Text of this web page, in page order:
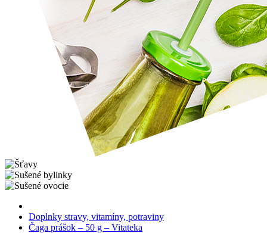
Doplnky stravy, vitamíny, potraviny
Čaga prášok – 50 g – Vitateka